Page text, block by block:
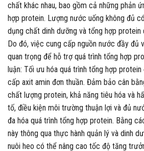
chất khác nhau, bao gồm cả những phản
hợp protein. Lượng nước uống không đủ
dụng chất dinh dưỡng và tổng hợp
Do đó, việc cung cấp nguồn nước đầy đủ
quan trọng để hỗ trợ quá trình tổng hợp
luận: Tối ưu hóa quá trình tổng hợp
cấp axit amin đơn thuần. Đảm bảo cân
chất lượng protein, khả năng tiêu hóa và
tố, điều kiện môi trường thuận lợi và đủ
đa hóa quá trình tổng hợp protein. Bằng
này thông qua thực hành quản lý và dinh
nuôi heo có thể nâng cao tốc độ tăng